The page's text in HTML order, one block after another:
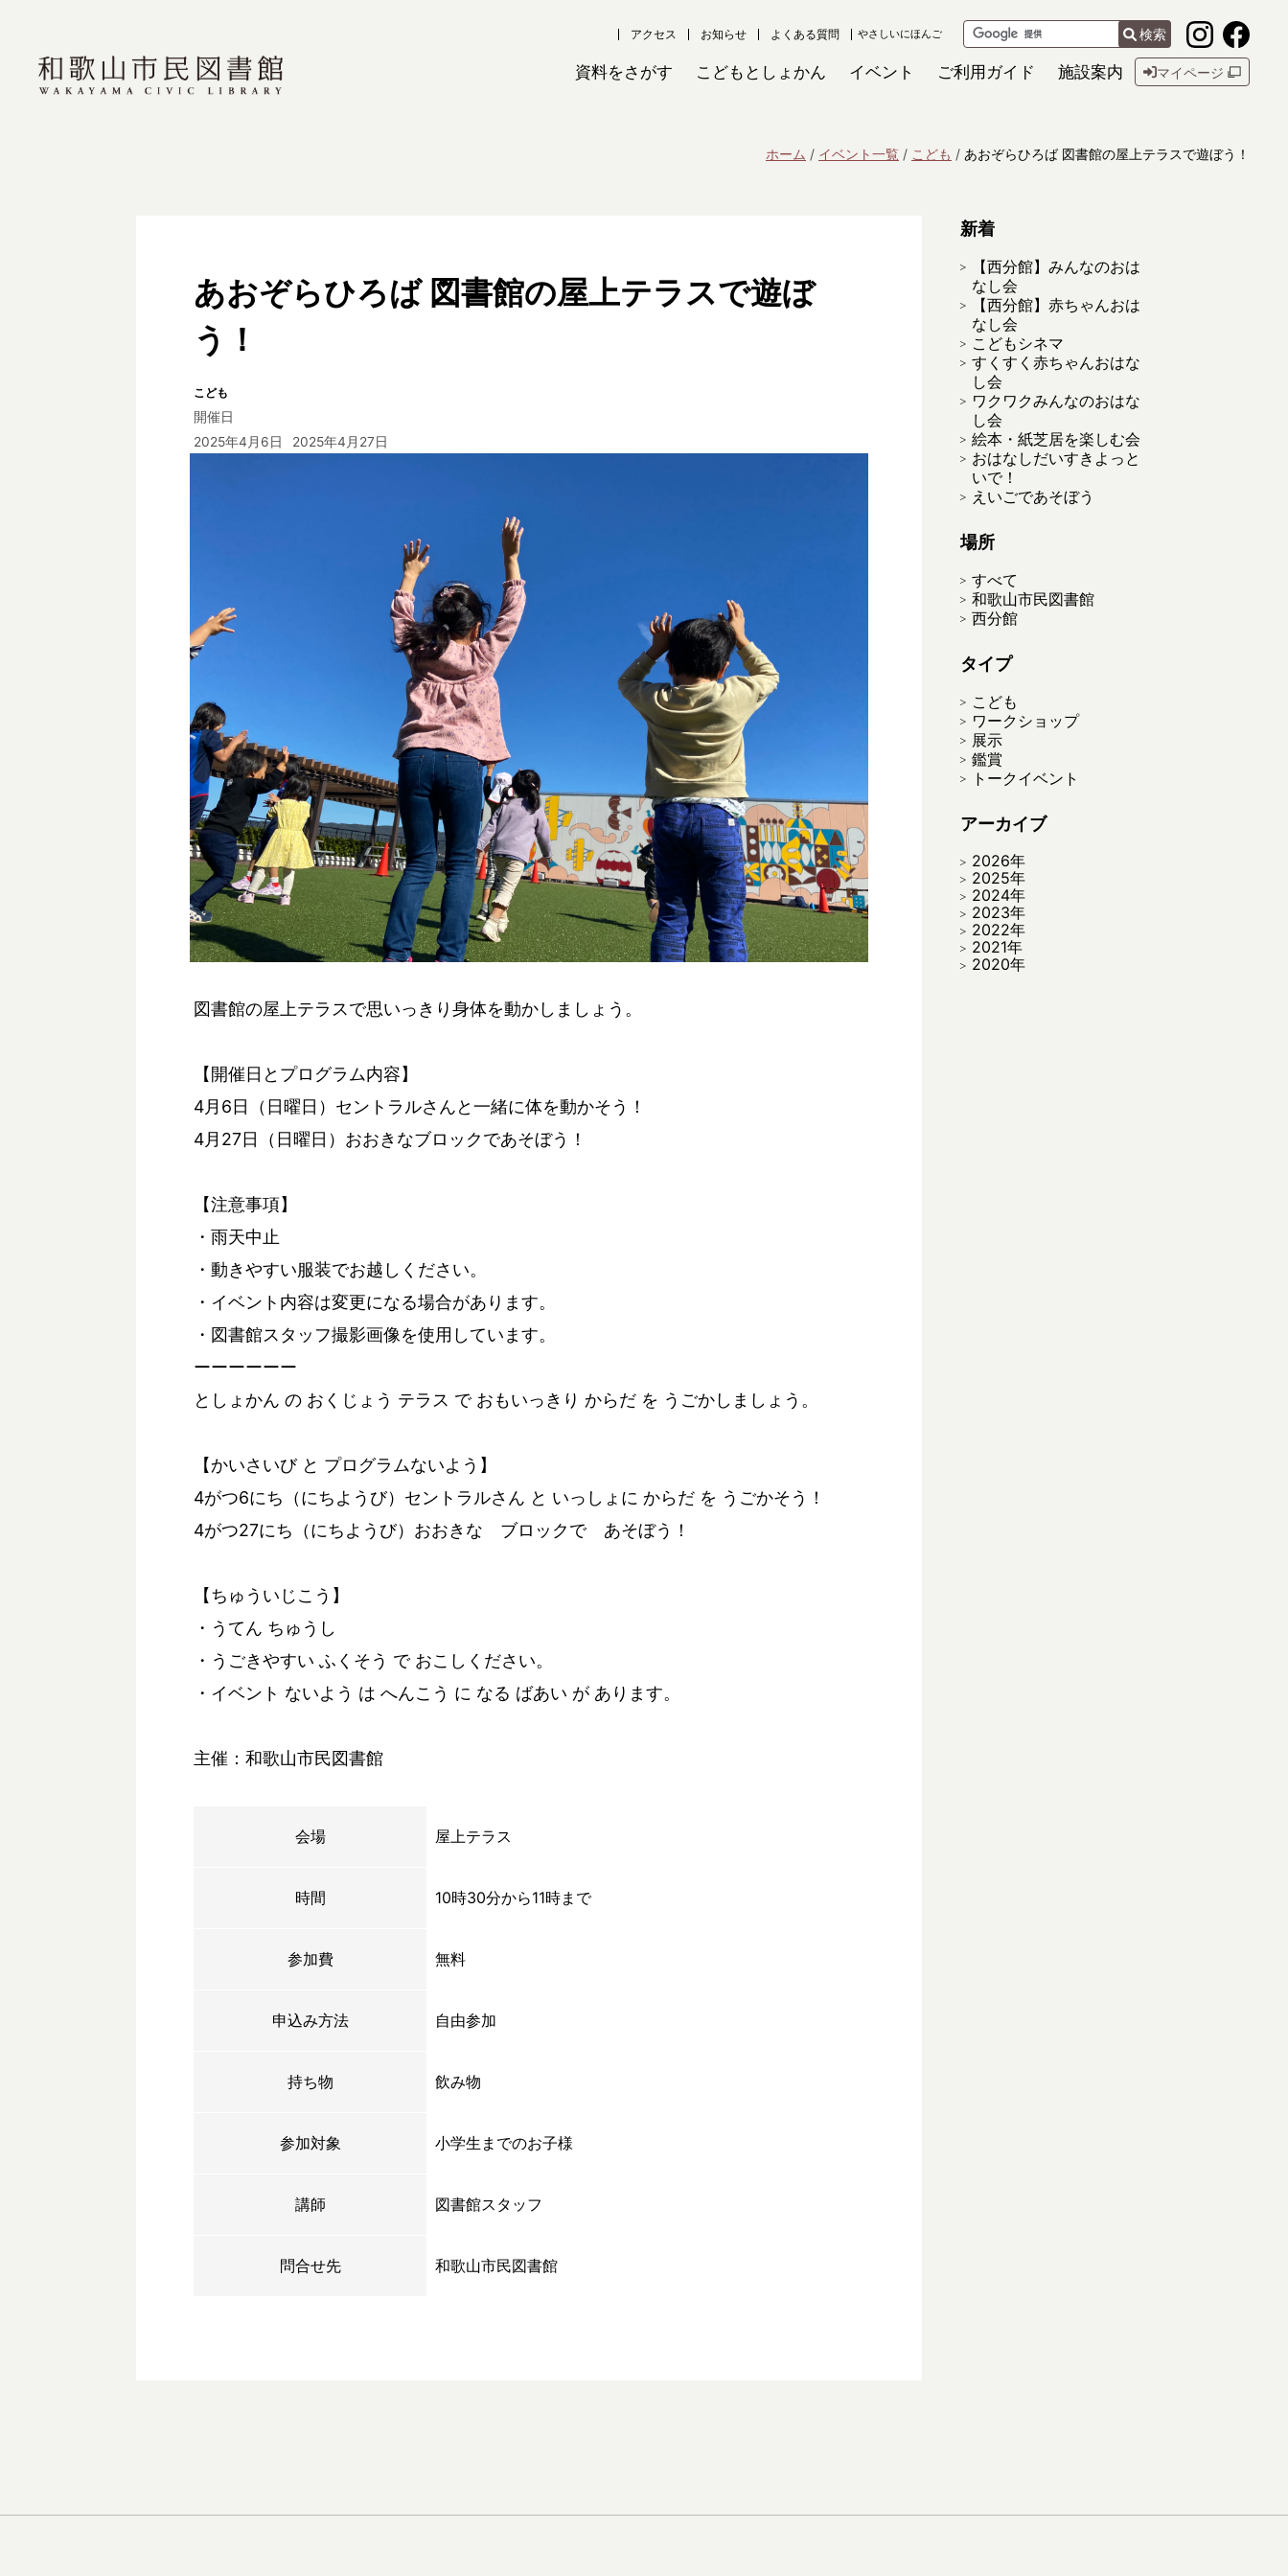
アクセス お知らせ よくある質問 やさしいにほんご 検索
資料をさがす こどもとしょかん イベント ご利用ガイド 施設案内 マイページ
ホーム イベント一覧 こども あおぞらひろば 図書館の屋上テラスで遊ぼう！
あおぞらひろば 図書館の屋上テラスで遊ぼ
う！
こども
開催日
2025年4月6日
2025年4月27日
図書館の屋上テラスで思いっきり身体を動かしましょう。
【開催日とプログラム内容】
4月6日（日曜日）セントラルさんと一緒に体を動かそう！
4月27日（日曜日）おおきなブロックであそぼう！
【注意事項】
・雨天中止
・動きやすい服装でお越しください。
・イベント内容は変更になる場合があります。
・図書館スタッフ撮影画像を使用しています。
ーーーーーー
としょかん の おくじょう テラス で おもいっきり からだ を うごかしましょう。
【かいさいび と プログラムないよう】
4がつ6にち（にちようび）セントラルさん と いっしょに からだ を うごかそう！
4がつ27にち（にちようび）おおきな ブロックで あそぼう！
【ちゅういじこう】
・うてん ちゅうし
・うごきやすい ふくそう で おこしください。
・イベント ないよう は へんこう に なる ばあい が あります。
主催：和歌山市民図書館
会場 屋上テラス
時間 10時30分から11時まで
参加費 無料
申込み方法 自由参加
持ち物 飲み物
参加対象 小学生までのお子様
講師 図書館スタッフ
問合せ先 和歌山市民図書館
新着
【西分館】みんなのおは
なし会
【西分館】赤ちゃんおは
なし会
こどもシネマ
すくすく赤ちゃんおはな
し会
ワクワクみんなのおはな
し会
絵本・紙芝居を楽しむ会
おはなしだいすきよっと
いで！
えいごであそぼう
場所
すべて
和歌山市民図書館
西分館
タイプ
こども
ワークショップ
展示
鑑賞
トークイベント
アーカイブ
2026年
2025年
2024年
2023年
2022年
2021年
2020年